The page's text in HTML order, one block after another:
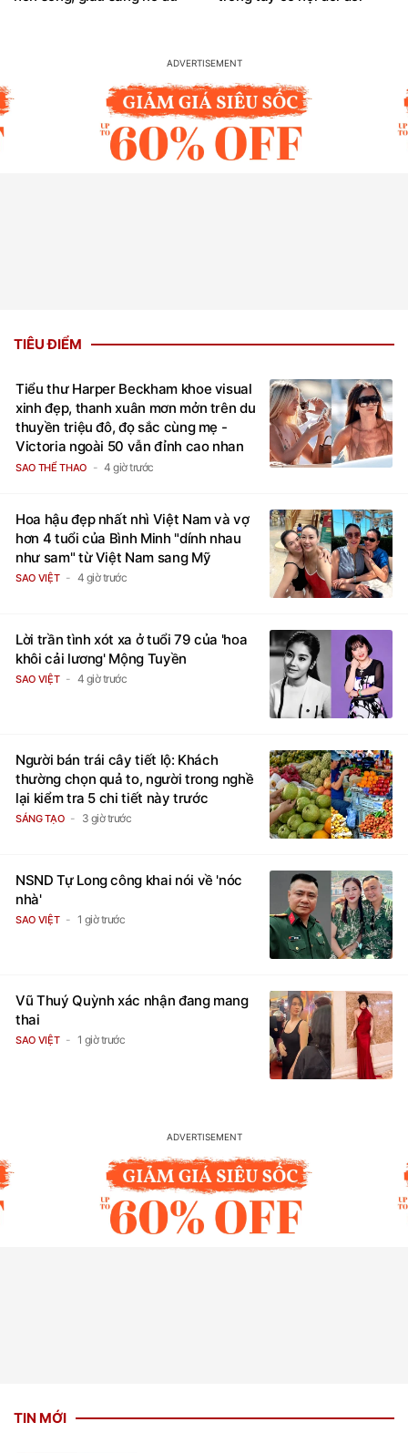
TIÊU ĐIỂM
Tiểu thư Harper Beckham khoe visual
xinh đẹp, thanh xuân mơn mởn trên du
thuyền triệu đô, đọ sắc cùng mẹ -
Victoria ngoài 50 vẫn đỉnh cao nhan
sắc
SAO THỂ THAO 4 giờ trước
Hoa hậu đẹp nhất nhì Việt Nam và vợ
hơn 4 tuổi của Bình Minh "dính nhau
như sam" từ Việt Nam sang Mỹ
SAO VIỆT 4 giờ trước
Lời trần tình xót xa ở tuổi 79 của 'hoa
khôi cải lương' Mộng Tuyền
SAO VIỆT 4 giờ trước
Người bán trái cây tiết lộ: Khách
thường chọn quả to, người trong nghề
lại kiểm tra 5 chi tiết này trước
SÁNG TẠO 3 giờ trước
NSND Tự Long công khai nói về 'nóc
nhà'
SAO VIỆT 1 giờ trước
Vũ Thuý Quỳnh xác nhận đang mang
thai
SAO VIỆT 1 giờ trước
TIN MỚI